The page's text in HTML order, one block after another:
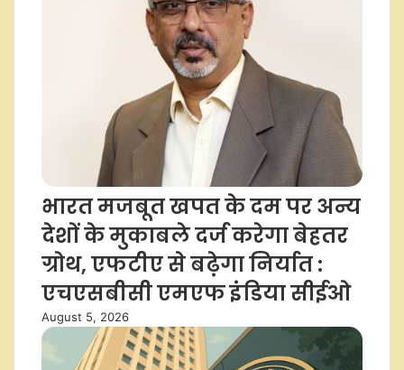
भारत मजबूत खपत के दम पर अन्य
देशों के मुकाबले दर्ज करेगा बेहतर
ग्रोथ, एफटीए से बढ़ेगा निर्यात :
एचएसबीसी एमएफ इंडिया सीईओ
August 5, 2026